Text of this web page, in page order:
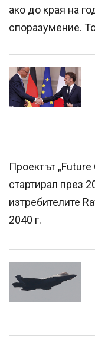
ако до края на
споразумение.
Проектът
стартирал през
изтребителите
2040 г.